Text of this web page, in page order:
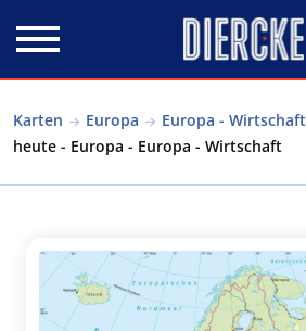
Karten Europa Europa - Wirtschaft
heute - Europa - Europa - Wirtschaft